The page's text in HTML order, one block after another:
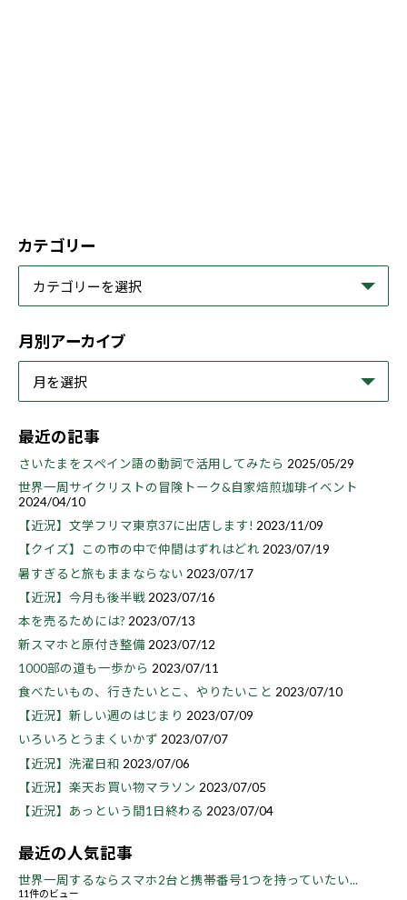
カテゴリー
月別アーカイブ
最近の記事
さいたまをスペイン語の動詞で活用してみたら 2025/05/29
世界一周サイクリストの冒険トーク&自家焙煎珈琲イベント
2024/04/10
【近況】文学フリマ東京37に出店します! 2023/11/09
【クイズ】この市の中で仲間はずれはどれ 2023/07/19
暑すぎると旅もままならない 2023/07/17
【近況】今月も後半戦 2023/07/16
本を売るためには? 2023/07/13
新スマホと原付き整備 2023/07/12
1000部の道も一歩から 2023/07/11
食べたいもの、行きたいとこ、やりたいこと 2023/07/10
【近況】新しい週のはじまり 2023/07/09
いろいろとうまくいかず 2023/07/07
【近況】洗濯日和 2023/07/06
【近況】楽天お買い物マラソン 2023/07/05
【近況】あっという間1日終わる 2023/07/04
最近の人気記事
世界一周するならスマホ2台と携帯番号1つを持っていたい...
11件のビュー